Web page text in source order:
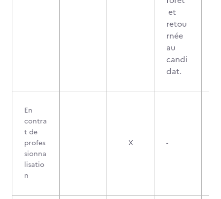
et
retou
rnée
au
candi
dat.
En
contra
t de
profes
sionna
lisatio
n
X -